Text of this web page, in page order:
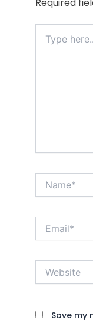
here..
Save my